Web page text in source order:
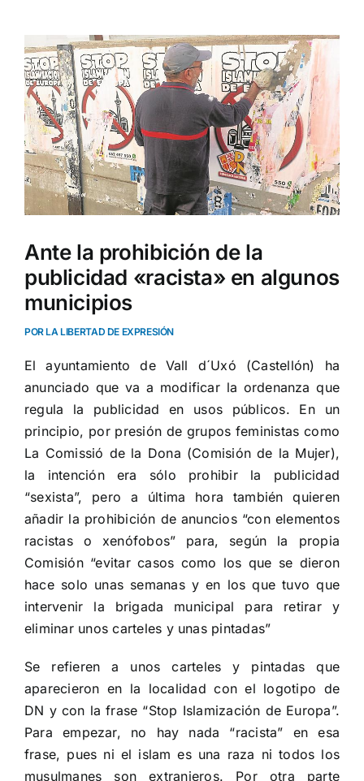
Ver
imagen
más
grande
Ante la prohibición de la
publicidad «racista» en algunos
municipios
POR LA LIBERTAD DE EXPRESIÓN
El ayuntamiento de Vall d´Uxó (Castellón) ha
anunciado que va a modificar la ordenanza que
regula la publicidad en usos públicos. En un
principio, por presión de grupos feministas como
La Comissió de la Dona (Comisión de la Mujer),
la intención era sólo prohibir la publicidad
“sexista”, pero a última hora tambiénquieren
añadir la prohibición de anuncios “con elementos
racistas o xenófobos” para, según la propia
Comisión “evitar casos como los que se dieron
hace solo unas semanas y en los que tuvo que
intervenir la brigada municipal para retirar y
eliminar unos carteles y unas pintadas”
Se refieren a unos carteles y pintadas que
aparecieron en la localidad con el logotipo de
DN y con la frase “Stop Islamización de Europa”.
Para empezar, no hay nada “racista” en esa
frase, pues ni el islam es una raza ni todos los
musulmanes son extranjeros. Por otra parte